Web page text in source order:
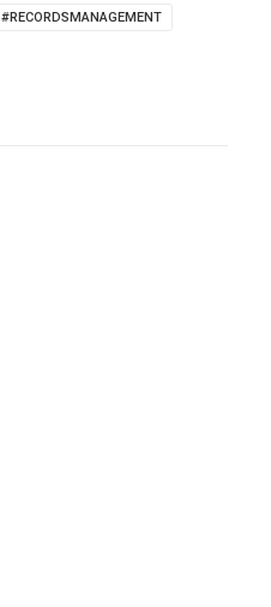
#RECORDSMANAGEMENT